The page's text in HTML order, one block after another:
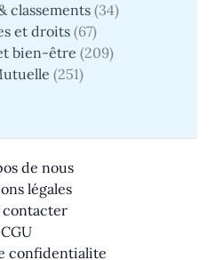
classements(34)
et droits (67)
bien-être (209)
(251)
de nous
légales
contacter
CGU
confidentialite